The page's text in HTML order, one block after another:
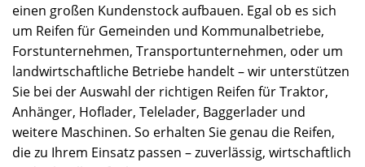
einen großen Kundenstock aufbauen. Egal ob es sich
um Reifen für Gemeinden und Kommunalbetriebe,
Forstunternehmen, Transportunternehmen, oder um
landwirtschaftliche Betriebe handelt – wir unterstützen
Sie bei der Auswahl der richtigen Reifen für Traktor,
Anhänger, Hoflader, Telelader, Baggerlader und
weitere Maschinen. So erhalten Sie genau die Reifen,
die zu Ihrem Einsatz passen – zuverlässig, wirtschaftlich